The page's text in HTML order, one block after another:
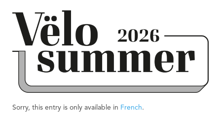
Sorry, this entry is only available in French.